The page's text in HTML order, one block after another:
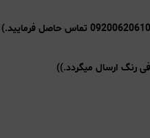
رنگ ارسال میگردد.))